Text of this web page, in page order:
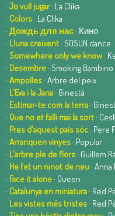
· Jo vull jugar· La Clika
· Colors· La Clika
· Дождь для нас· Кино
· Lluna creixent· SOSUN.dance
· Somewhere only we know·
· Desembre· Smoking Bambino
· Ampolles· Arbre del peix
· L'Eva i la Jana· Ginestà
· Estimar-te com la terra·
· Que no et falli mai la sort·
· Pres d'aquest país sóc· Pere
· Arranquen vinyes· Popular
· L'arbre ple de flors· Guillem
· He fet un ninot de neu·
· Face it alone· Queen
· Catalunya en miniatura· Red
· Les vistes més tristes· Red